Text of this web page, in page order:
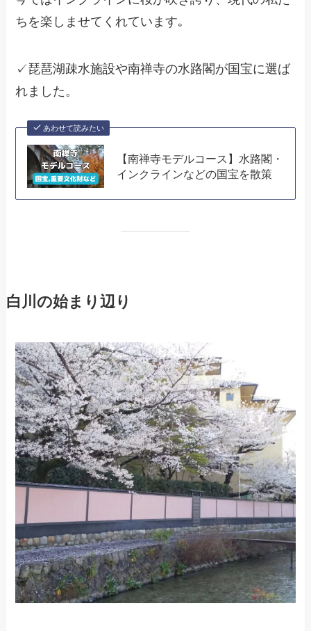
ちを楽しませてくれています｡
✓琵琶湖疎水施設や南禅寺の水路閣が国宝に選ば
れました。
あわせて読みたい
【南禅寺モデルコース】水路閣・
インクラインなどの国宝を散策
白川の始まり辺り